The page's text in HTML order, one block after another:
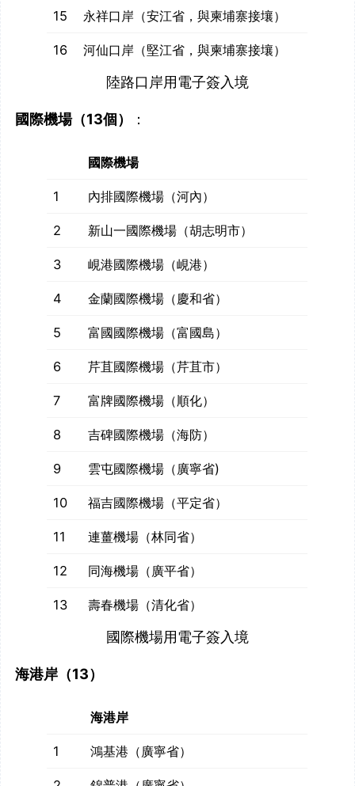
15 永祥口岸（安江省，與柬埔寨接壤）
16 河仙口岸（堅江省，與柬埔寨接壤）
陸路口岸用電子簽入境
國際機場（13個） ：
國際機場
1 內排國際機場（河內）
2 新山一國際機場（胡志明市）
3 峴港國際機場（峴港）
4 金蘭國際機場（慶和省）
5 富國國際機場（富國島）
6 芹苴國際機場（芹苴市）
7 富牌國際機場（順化）
8 吉碑國際機場（海防）
9 雲屯國際機場（廣寧省)
10 福吉國際機場（平定省）
11 連薑機場（林同省）
12 同海機場（廣平省）
13 壽春機場（清化省）
國際機場用電子簽入境
海港岸（13）
海港岸
1 鴻基港（廣寧省）